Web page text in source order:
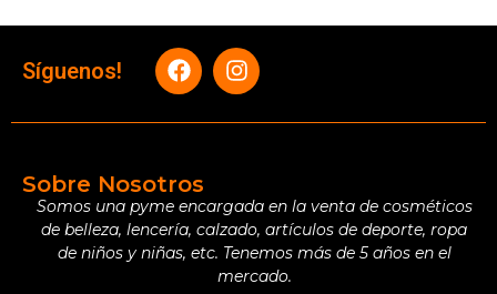
Síguenos!
Sobre Nosotros
Somos una pyme encargada en la venta de cosméticos
de belleza, lencería, calzado, artículos de deporte, ropa
de niños y niñas, etc. Tenemos más de 5 años en el
mercado.